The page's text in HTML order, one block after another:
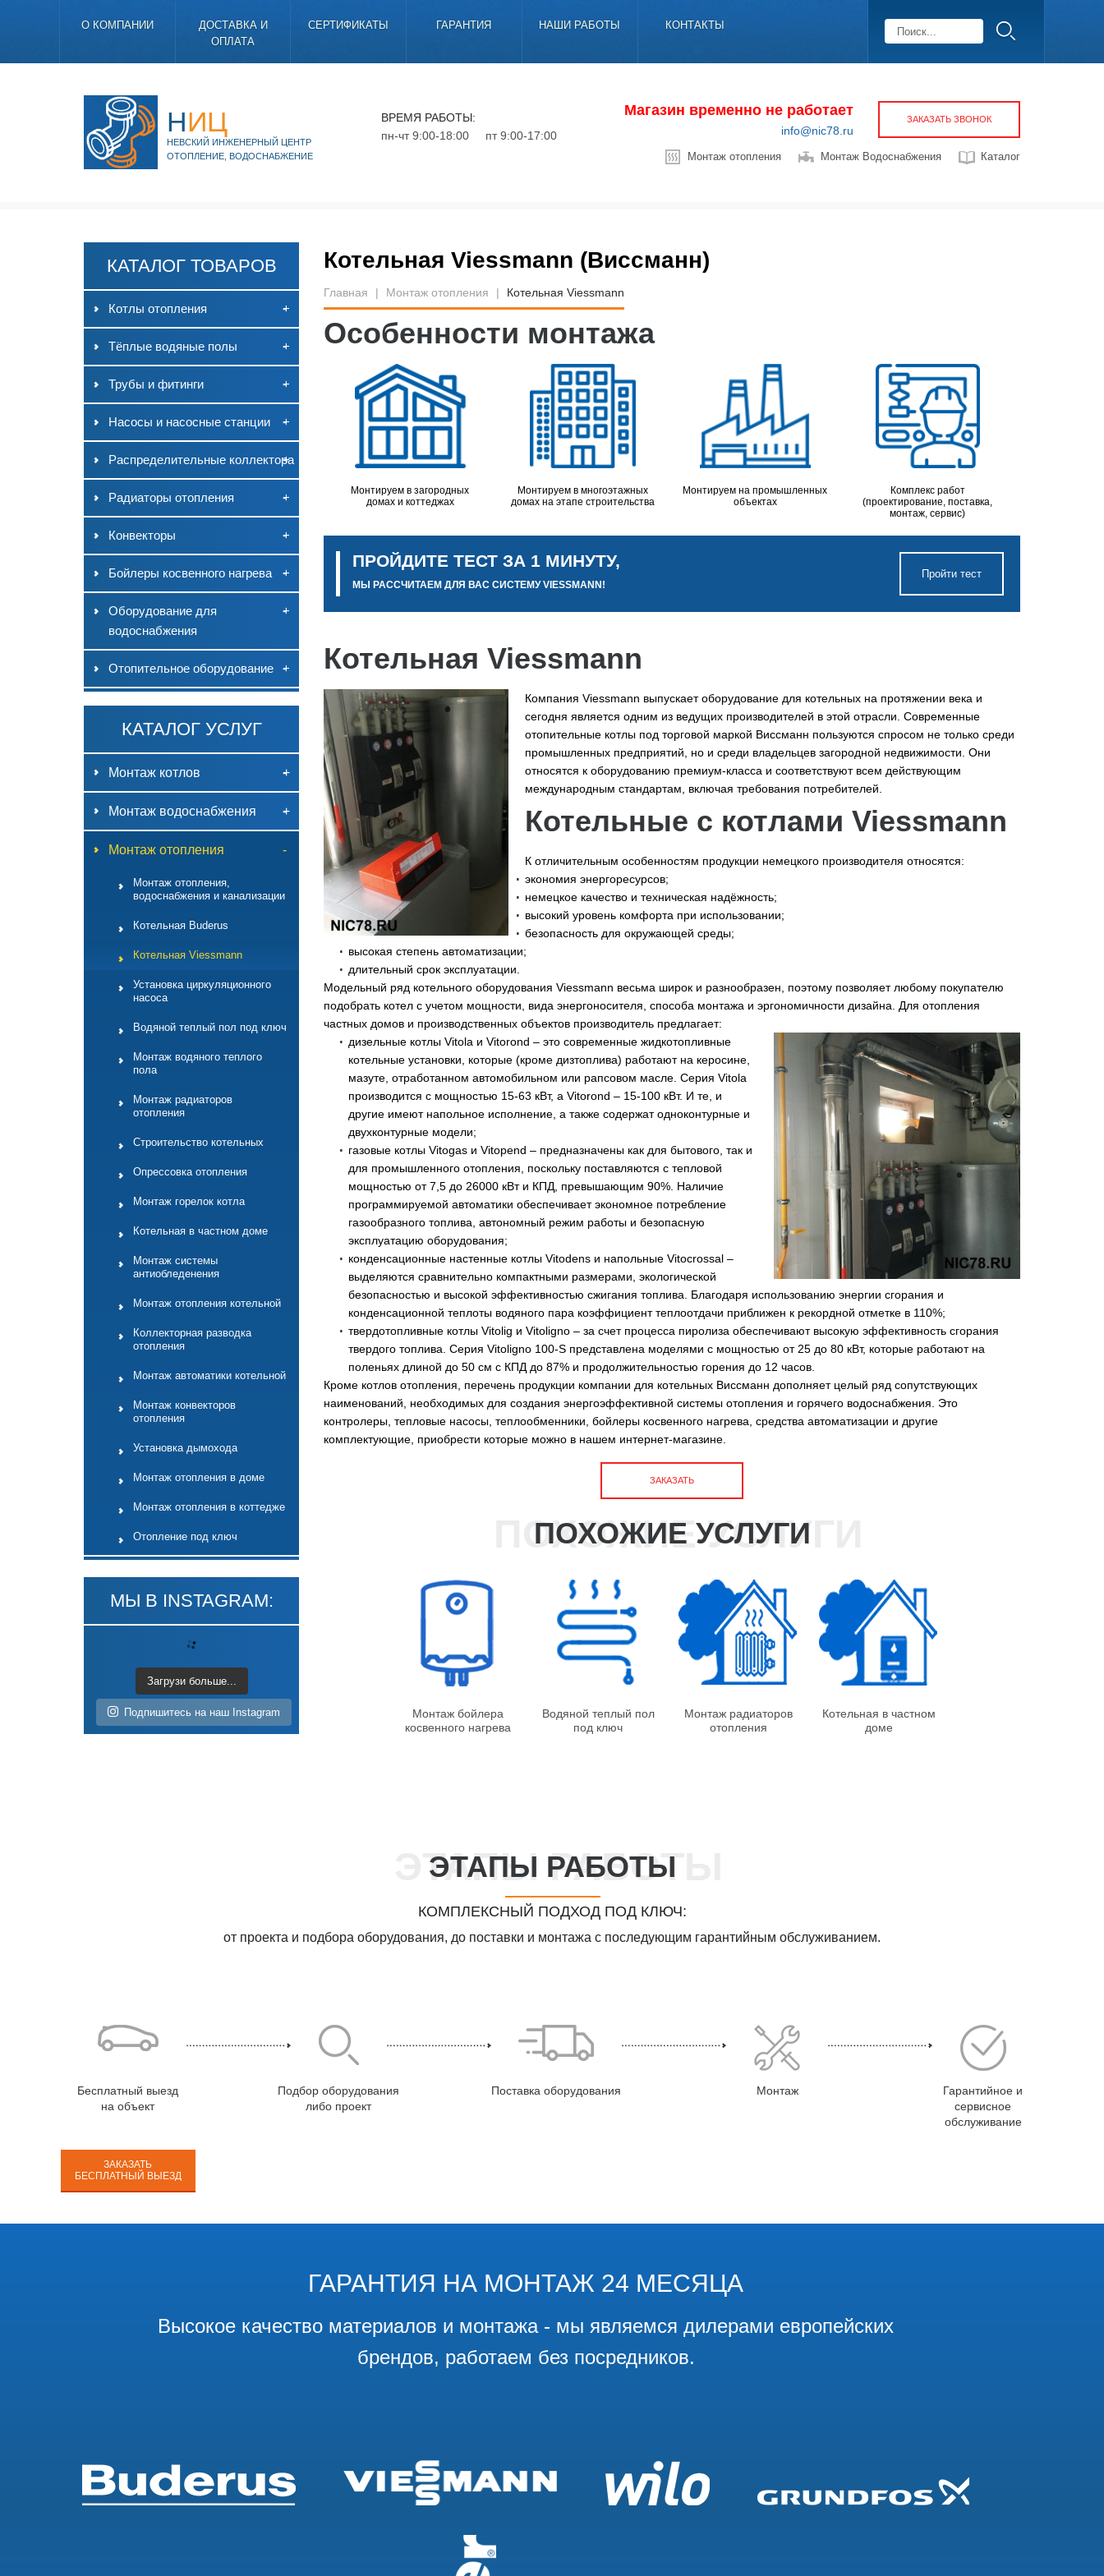
О КОМПАНИИ
ДОСТАВКА И
ОПЛАТА
СЕРТИФИКАТЫ ГАРАНТИЯ НАШИ РАБОТЫ КОНТАКТЫ
НИЦ
НЕВСКИЙ ИНЖЕНЕРНЫЙ ЦЕНТР
ОТОПЛЕНИЕ, ВОДОСНАБЖЕНИЕ
ВРЕМЯ РАБОТЫ:
пн-чт 9:00-18:00
пт 9:00-17:00
Магазин временно не работает
info@nic78.ru
ЗАКАЗАТЬ ЗВОНОК
Монтаж отопления Монтаж Водоснабжения Каталог
КАТАЛОГ ТОВАРОВ
Котлы отопления -
+
Тёплые водяные полы -
+
Трубы и фитинги -
+
Насосы и насосные станции -
+
Распределительные коллектора
-
+
Радиаторы отопления -
+
Конвекторы -
+
Бойлеры косвенного нагрева -
+
Оборудование для
водоснабжения
-
+
Отопительное оборудование -
+
КАТАЛОГ УСЛУГ
Монтаж котлов -
+
Монтаж водоснабжения -
+
Монтаж отопления -
Монтаж отопления,
водоснабжения и канализации
Котельная Buderus
Котельная Viessmann
Установка циркуляционного
насоса
Водяной теплый пол под ключ
Монтаж водяного теплого
пола
Монтаж радиаторов
отопления
Строительство котельных
Опрессовка отопления
Монтаж горелок котла
Котельная в частном доме
Монтаж системы
антиобледенения
Монтаж отопления котельной
Коллекторная разводка
отопления
Монтаж автоматики котельной
Монтаж конвекторов
отопления
Установка дымохода
Монтаж отопления в доме
Монтаж отопления в коттедже
Отопление под ключ
МЫ В INSTAGRAM:
Загрузи больше...
Подпишитесь на наш Instagram
Котельная Viessmann (Виссманн)
Главная | Монтаж отопления | Котельная Viessmann
Особенности монтажа
Монтируем в загородных
домах и коттеджах
Монтируем в многоэтажных
домах на этапе строительства
Монтируем на промышленных
объектах
Комплекс работ
(проектирование, поставка,
монтаж, сервис)
ПРОЙДИТЕ ТЕСТ ЗА 1 МИНУТУ,
МЫ РАССЧИТАЕМ ДЛЯ ВАС СИСТЕМУ VIESSMANN!
Пройти тест
Котельная Viessmann
Компания Viessmann выпускает оборудование для котельных на протяжении века и
сегодня является одним из ведущих производителей в этой отрасли. Современные
отопительные котлы под торговой маркой Виссманн пользуются спросом не только среди
промышленных предприятий, но и среди владельцев загородной недвижимости. Они
относятся к оборудованию премиум-класса и соответствуют всем действующим
международным стандартам, включая требования потребителей.
Котельные с котлами Viessmann
К отличительным особенностям продукции немецкого производителя относятся:
экономия энергоресурсов;
немецкое качество и техническая надёжность;
высокий уровень комфорта при использовании;
безопасность для окружающей среды;
высокая степень автоматизации;
длительный срок эксплуатации.
Модельный ряд котельного оборудования Viessmann весьма широк и разнообразен, поэтому позволяет любому покупателю
подобрать котел с учетом мощности, вида энергоносителя, способа монтажа и эргономичности дизайна. Для отопления
частных домов и производственных объектов производитель предлагает:
дизельные котлы Vitola и Vitorond – это современные жидкотопливные
котельные установки, которые (кроме дизтоплива) работают на керосине,
мазуте, отработанном автомобильном или рапсовом масле. Серия Vitola
производится с мощностью 15-63 кВт, а Vitorond – 15-100 кВт. И те, и
другие имеют напольное исполнение, а также содержат одноконтурные и
двухконтурные модели;
газовые котлы Vitogas и Vitopend – предназначены как для бытового, так и
для промышленного отопления, поскольку поставляются с тепловой
мощностью от 7,5 до 26000 кВт и КПД, превышающим 90%. Наличие
программируемой автоматики обеспечивает экономное потребление
газообразного топлива, автономный режим работы и безопасную
эксплуатацию оборудования;
конденсационные настенные котлы Vitodens и напольные Vitocrossal –
выделяются сравнительно компактными размерами, экологической
безопасностью и высокой эффективностью сжигания топлива. Благодаря использованию энергии сгорания и
конденсационной теплоты водяного пара коэффициент теплоотдачи приближен к рекордной отметке в 110%;
твердотопливные котлы Vitolig и Vitoligno – за счет процесса пиролиза обеспечивают высокую эффективность сгорания
твердого топлива. Серия Vitoligno 100-S представлена моделями с мощностью от 25 до 80 кВт, которые работают на
поленьях длиной до 50 см с КПД до 87% и продолжительностью горения до 12 часов.
Кроме котлов отопления, перечень продукции компании для котельных Виссманн дополняет целый ряд сопутствующих
наименований, необходимых для создания энергоэффективной системы отопления и горячего водоснабжения. Это
контролеры, тепловые насосы, теплообменники, бойлеры косвенного нагрева, средства автоматизации и другие
комплектующие, приобрести которые можно в нашем интернет-магазине.
ЗАКАЗАТЬ
ПОХОЖИЕ УСЛУГИ
Монтаж бойлера
косвенного нагрева
Водяной теплый пол
под ключ
Монтаж радиаторов
отопления
Котельная в частном
доме
ЭТАПЫ РАБОТЫ
КОМПЛЕКСНЫЙ ПОДХОД ПОД КЛЮЧ:
от проекта и подбора оборудования, до поставки и монтажа с последующим гарантийным обслуживанием.
Бесплатный выезд
на объект
ЗАКАЗАТЬ
БЕСПЛАТНЫЙ ВЫЕЗД
Подбор оборудования
либо проект
Поставка оборудования Монтаж
Гарантийное и
сервисное
обслуживание
ГАРАНТИЯ НА МОНТАЖ 24 МЕСЯЦА
Высокое качество материалов и монтажа - мы являемся дилерами европейских
брендов, работаем без посредников.